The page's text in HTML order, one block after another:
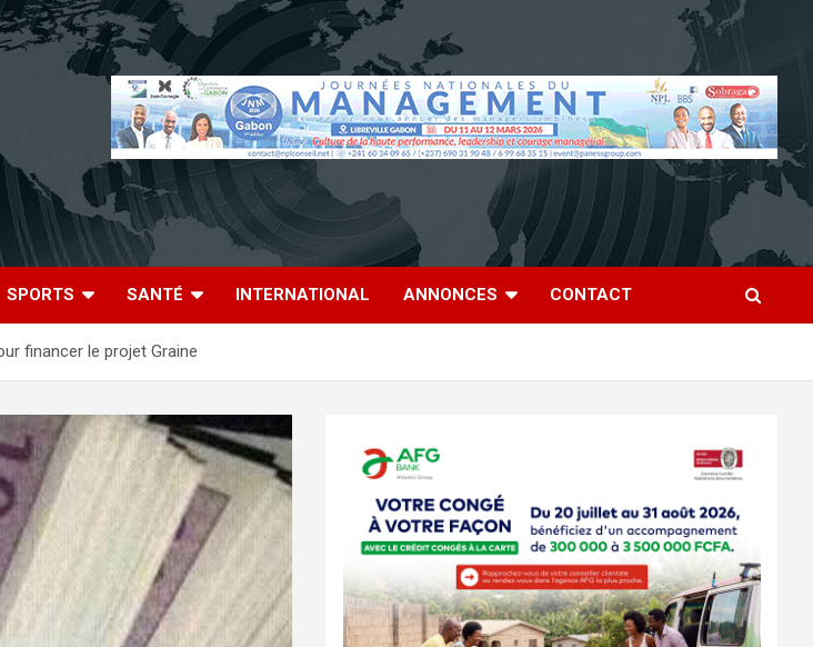
SPORTS SANTÉ INTERNATIONAL ANNONCES CONTACT
financer le projet Graine